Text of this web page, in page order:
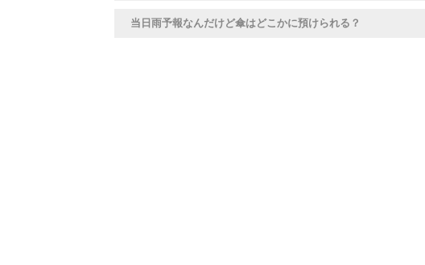
当日雨予報なんだけど傘はどこかに預けられる？